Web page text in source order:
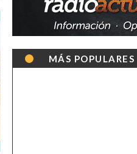
MÁS POPULARES